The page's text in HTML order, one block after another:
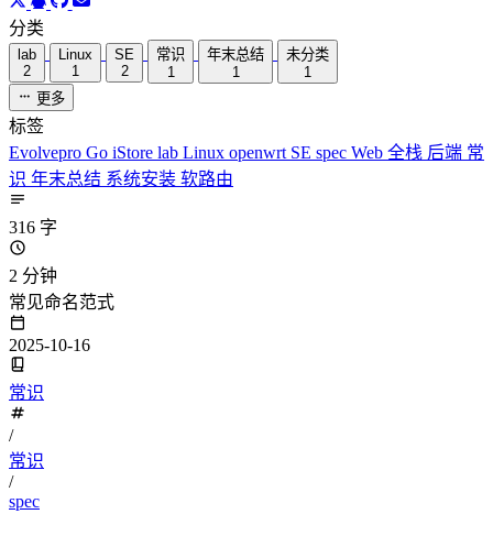
分类
lab
2
Linux
1
SE
2
常识
1
年末总结
1
未分类
1
更多
标签
Evolvepro Go iStore lab Linux openwrt SE spec Web 全栈 后端 常
识 年末总结 系统安装 软路由
316 字
2 分钟
常见命名范式
2025-10-16
常识
/
常识
/
spec